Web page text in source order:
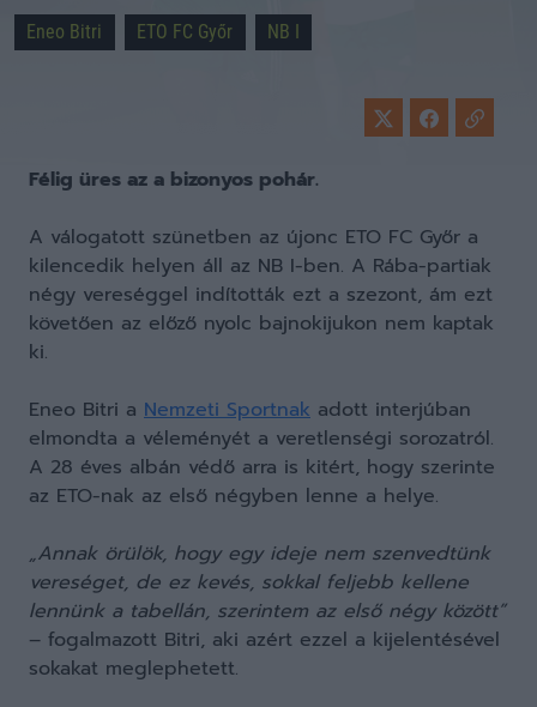
Eneo Bitri ETO FC Győr NB I
Félig üres az a bizonyos pohár.
A válogatott szünetben az újonc ETO FC Győr a
kilencedik helyen áll az NB I-ben. A Rába-partiak
négy vereséggel indították ezt a szezont, ám ezt
követően az előző nyolc bajnokijukon nem kaptak
ki.
Eneo Bitri a Nemzeti Sportnak adott interjúban
elmondta a véleményét a veretlenségi sorozatról.
A 28 éves albán védő arra is kitért, hogy szerinte
az ETO-nak az első négyben lenne a helye.
„Annak örülök, hogy egy ideje nem szenvedtünk
vereséget, de ez kevés, sokkal feljebb kellene
lennünk a tabellán, szerintem az első négy között”
– fogalmazott Bitri, aki azért ezzel a kijelentésével
sokakat meglephetett.